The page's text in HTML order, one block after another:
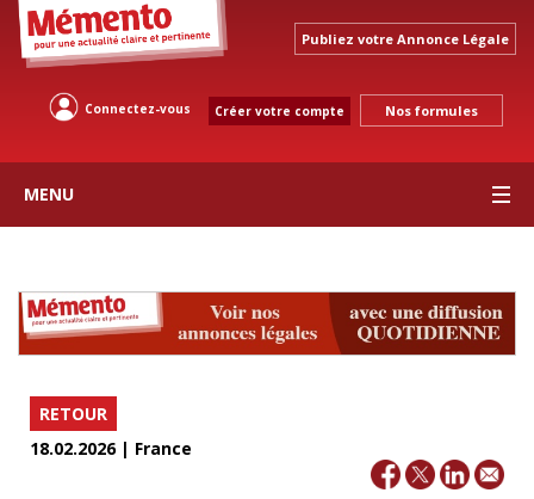
Publiez votre Annonce Légale
Connectez-vous Créer votre compte Nos formules
MENU
RETOUR
18.02.2026 | France